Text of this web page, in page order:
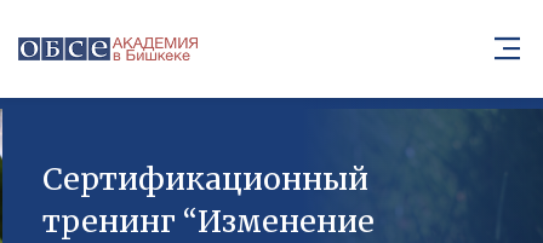
Cертификационный
тренинг “Изменение